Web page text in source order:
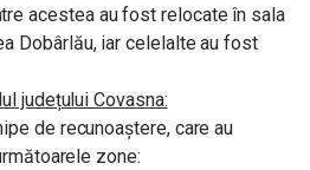
acestea au fost relocate în sala
Dobârlău, iar celelalte au fost
județului Covasna:
de recunoaștere, care au
zone: